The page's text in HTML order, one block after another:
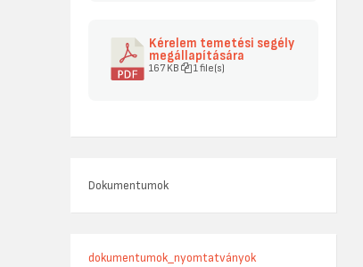
Kérelem temetési segély
megállapítására
167 KB 1 file(s)
Dokumentumok
dokumentumok_nyomtatványok